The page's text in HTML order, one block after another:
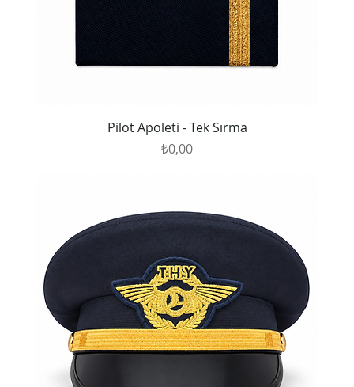
Pilot Apoleti - Tek Sırma
Fiyat
₺0,00